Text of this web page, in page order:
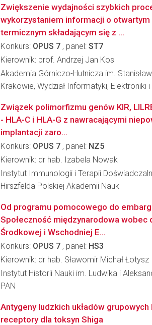
Zwiększenie wydajności szybkich
wykorzystaniem informacji o
termicznym składającym się z ...
Konkurs: OPUS 7 , panel: ST7
Kierownik: prof. Andrzej Jan Kos
Akademia Górniczo-Hutnicza im.
Krakowie, Wydział Informatyki, Elektroniki
Związek polimorfizmu genów KIR,
- HLA-C i HLA-G z nawracającymi
implantacji zaro...
Konkurs: OPUS 7 , panel: NZ5
Kierownik: dr hab. Izabela Nowak
Instytut Immunologii i Terapii
Hirszfelda Polskiej Akademii Nauk
Od programu pomocowego do
Społeczność międzynarodowa wobec
Środkowej i Wschodniej E...
Konkurs: OPUS 7 , panel: HS3
Kierownik: dr hab. Sławomir Michał Łotysz
Instytut Historii Nauki im. Ludwika i
PAN
Antygeny ludzkich układów grupowych
receptory dla toksyn Shiga